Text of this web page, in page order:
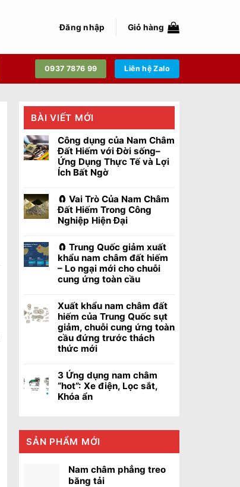
Đăng nhập Giỏ hàng
0937 7876 99 Liên hệ Zalo
BÀI VIẾT MỚI
Công dụng của Nam Châm
Đất Hiếm với Đời sống–
Ứng Dụng Thực Tế và Lợi
Ích Bất Ngờ
🧲 Vai Trò Của Nam Châm
Đất Hiếm Trong Công
Nghiệp Hiện Đại
🧲 Trung Quốc giảm xuất
khẩu nam châm đất hiếm
– Lo ngại mới cho chuỗi
cung ứng toàn cầu
Xuất khẩu nam châm đất
hiếm của Trung Quốc sụt
giảm, chuỗi cung ứng toàn
cầu đứng trước thách
thức mới
3 Ứng dụng nam châm
“hot”: Xe điện, Lọc sắt,
Khóa ẩn
SẢN PHẨM MỚI
Nam châm phẳng treo
băng tải